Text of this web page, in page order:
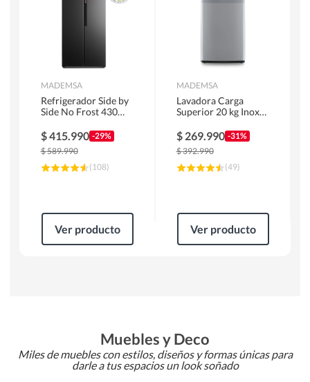
MADEMSA
Refrigerador Side by
Side No Frost 430
MAS430B
$415.990 -29%
$589.990
(108)
Ver producto
MADEMSA
Lavadora Carga
Superior 20 kg Inox
$ 269.990 -31%
$392.990
(49)
Ver producto
Muebles y Deco
Miles de muebles con estilos, diseños y formas únicas para
darle a tus espacios un look soñado